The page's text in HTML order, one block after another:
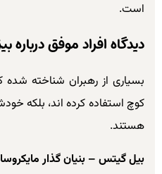
است.
دیدگاه افراد موفق
بسیاری از رهبران شناخته شده
کوچ استفاده کرده اند، بلکه
هستند.
بیل گیتس – بنیان گذار